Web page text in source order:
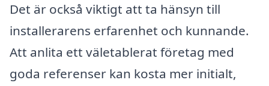
Det är också viktigt att ta hänsyn till
installerarens erfarenhet och kunnande.
Att anlita ett väletablerat företag med
goda referenser kan kosta mer initialt,